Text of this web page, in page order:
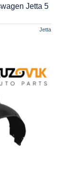
Jetta
Jetta 5